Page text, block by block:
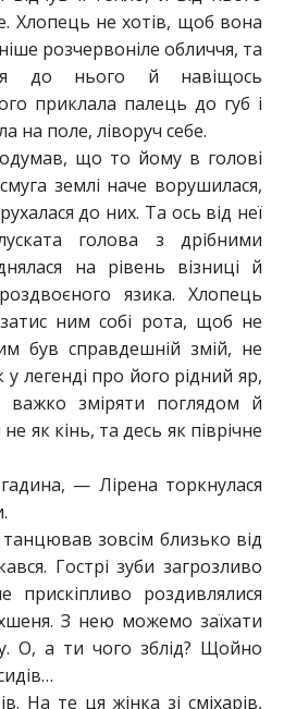
Хлопець не хотів, щоб вона
розчервоніле обличчя, та
до нього й навіщось
приклала палець до губ і
на поле, ліворуч себе.
що то йому в голові
землі наче ворушилася,
до них. Та ось від неї
голова з дрібними
на рівень візниці й
язика. Хлопець
ним собі рота, щоб не
був справдешній змій, не
легенді про його рідний яр,
зміряти поглядом й
як кінь, та десь як піврічне
— Лірена торкнулася
зовсім близько від
Гострі зуби загрозливо
прискіпливо роздивлялися
З нею можемо заїхати
О, а ти чого зблід? Щойно
На те ця жінка зі сміхарів,